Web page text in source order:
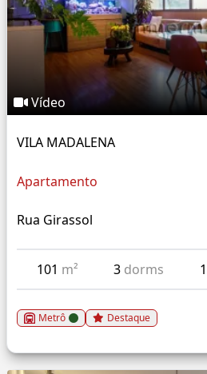
Vídeo
VILA MADALENA
Apartamento
Rua Girassol
101 m² 3 dorms 1
Metrô Destaque